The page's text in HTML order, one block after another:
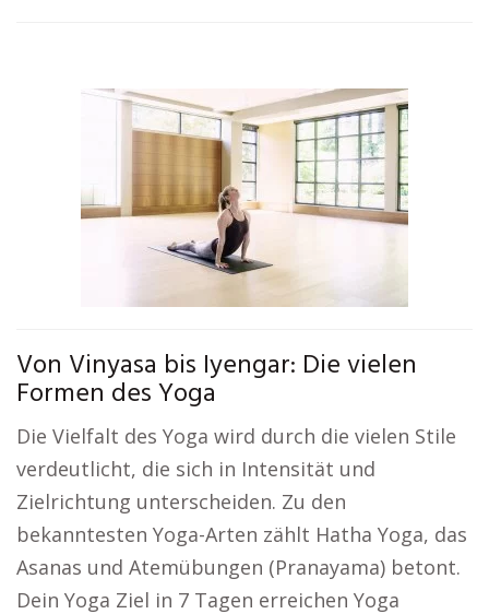
Von Vinyasa bis Iyengar: Die vielen
Formen des Yoga
Die Vielfalt des Yoga wird durch die vielen Stile
verdeutlicht, die sich in Intensität und
Zielrichtung unterscheiden. Zu den
bekanntesten Yoga-Arten zählt Hatha Yoga, das
Asanas und Atemübungen (Pranayama) betont.
Dein Yoga Ziel in 7 Tagen erreichen Yoga